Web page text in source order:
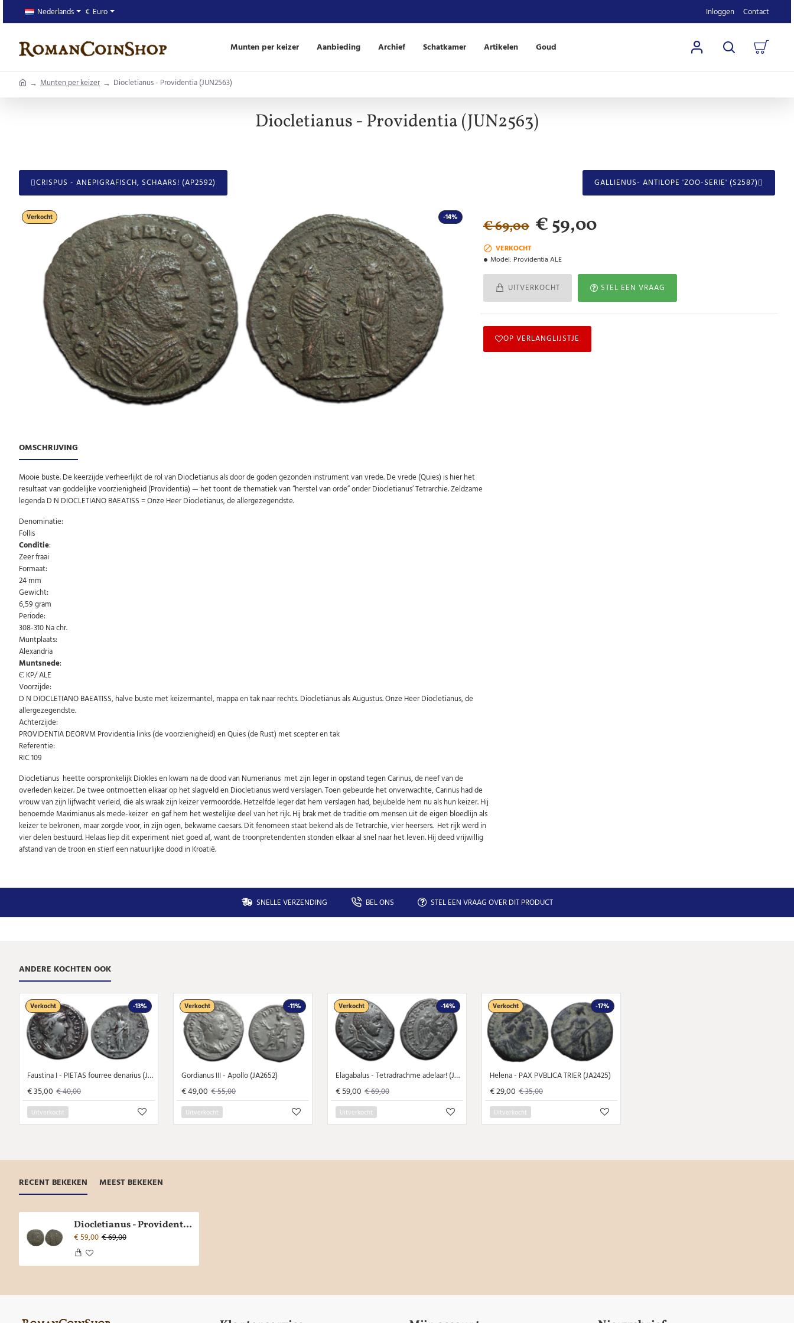
Schrijf u in voor onze gratis nieuwsbrief en ontvang wekelijks een
Uw
U kunt zich op elk moment weer afmelden via de nieuwsbrief.
Uw gegevens worden niet gedeeld met derden
Nederlands € Euro Inloggen Contact
Munten per keizer Aanbieding Archief Schatkamer Artikelen Goud
homeMunten per keizer Diocletianus - Providentia (JUN2563)
Diocletianus - Providentia (JUN2563)
CRISPUS - ANEPIGRAFISCH, SCHAARS! (AP2592) GALLIENUS- ANTILOPE 'ZOO-SERIE' (S2587)
-14%
Verkocht
VERKOCHT
Model: Providentia ALE
€ 59,00
€ 69,00
UITVERKOCHT STEL EEN VRAAG
OP VERLANGLIJSTJE
OMSCHRIJVING
Mooie buste. De keerzijde verheerlijkt de rol van Diocletianus als door de goden gezonden instrument van vrede. De vrede (Quies) is hier het
resultaat van goddelijke voorzienigheid (Providentia) — het toont de thematiek van “herstel van orde” onder Diocletianus’ Tetrarchie. Zeldzame
legenda D N DIOCLETIANO BAEATISS = Onze Heer Diocletianus, de allergezegendste.
Denominatie:
Follis
Conditie:
Zeer fraai
Formaat:
24 mm
Gewicht:
6,59 gram
Periode:
308-310 Na chr.
Muntplaats:
Alexandria
Muntsnede:
Є KP/ ALE
Voorzijde:
D N DIOCLETIANO BAEATISS, halve buste met keizermantel, mappa en tak naar rechts. Diocletianus als Augustus. Onze Heer Diocletianus, de
allergezegendste.
Achterzijde:
PROVIDENTIA DEORVM Providentia links (de voorzienigheid) en Quies (de Rust) met scepter en tak
Referentie:
RIC 109
Diocletianus heette oorspronkelijk Diokles en kwam na de dood van Numerianus met zijn leger in opstand tegen Carinus, de neef van de
overleden keizer. De twee ontmoetten elkaar op het slagveld en Diocletianus werd verslagen. Toen gebeurde het onverwachte, Carinus had de
vrouw van zijn lijfwacht verleid, die als wraak zijn keizer vermoordde. Hetzelfde leger dat hem verslagen had, bejubelde hem nu als hun keizer. Hij
benoemde Maximianus als mede-keizer en gaf hem het westelijke deel van het rijk. Hij brak met de traditie om mensen uit de eigen bloedlijn als
keizer te bekronen, maar zorgde voor, in zijn ogen, bekwame caesars. Dit fenomeen staat bekend als de Tetrarchie, vier heersers. Het rijk werd in
vier delen bestuurd. Helaas liep dit experiment niet goed af, want de troonpretendenten stonden elkaar al snel naar het leven. Hij deed vrijwillig
afstand van de troon en stierf een natuurlijke dood in Kroatië.
SNELLE VERZENDING BEL ONS STEL EEN VRAAG OVER DIT PRODUCT
ANDERE KOCHTEN OOK
-13%
Verkocht
Faustina I - PIETAS fourree denarius (JA2627)
€ 35,00 € 40,00
Uitverkocht
-11%
Verkocht
Gordianus III - Apollo (JA2652)
€ 49,00 € 55,00
Uitverkocht
-14%
Verkocht
Elagabalus - Tetradrachme adelaar! (JA2602)
€ 59,00 € 69,00
Uitverkocht
-17%
Verkocht
Helena - PAX PVBLICA TRIER (JA2425)
€ 29,00 € 35,00
Uitverkocht
RECENT BEKEKEN MEEST BEKEKEN
Diocletianus - Providentia (JUN2563)
€ 59,00 € 69,00